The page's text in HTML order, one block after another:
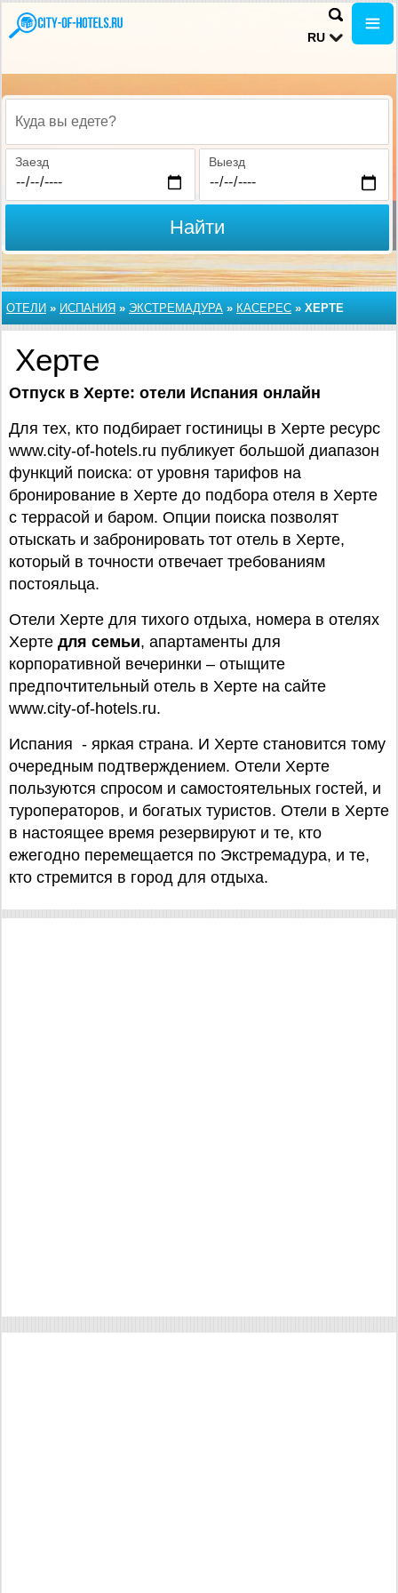
RU
Куда вы едете?
Заезд Выезд
Найти
ОТЕЛИ » ИСПАНИЯ » ЭКСТРЕМАДУРА » КАСЕРЕС » ХЕРТЕ
Херте
Отпуск в Херте: отели Испания онлайн
Для тех, кто подбирает гостиницы в Херте ресурс
www.city-of-hotels.ru публикует большой диапазон
функций поиска: от уровня тарифов на
бронирование в Херте до подбора отеля в Херте
с террасой и баром. Опции поиска позволят
отыскать и забронировать тот отель в Херте,
который в точности отвечает требованиям
постояльца.
Отели Херте для тихого отдыха, номера в отелях
Херте для семьи, апартаменты для
корпоративной вечеринки – отыщите
предпочтительный отель в Херте на сайте
www.city-of-hotels.ru.
Испания - яркая страна. И Херте становится тому
очередным подтверждением. Отели Херте
пользуются спросом и самостоятельных гостей, и
туроператоров, и богатых туристов. Отели в Херте
в настоящее время резервируют и те, кто
ежегодно перемещается по Экстремадура, и те,
кто стремится в город для отдыха.